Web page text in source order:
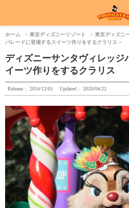
ホーム 東京ディズニーリゾート 東京ディズニ
パレードに登場するスイーツ作りをするクラリス
ディズニーサンタヴィレッジ
イーツ作りをするクラリス
Release： 2014/12/01 Updated： 2020/04/22